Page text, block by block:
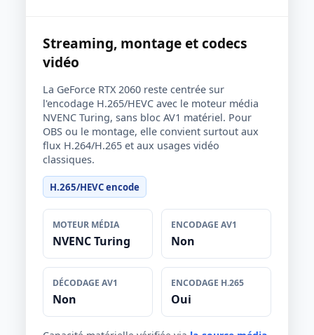
Streaming, montage et codecs
vidéo
La GeForce RTX 2060 reste centrée sur
l'encodage H.265/HEVC avec le moteur média
NVENC Turing, sans bloc AV1 matériel. Pour
OBS ou le montage, elle convient surtout aux
flux H.264/H.265 et aux usages vidéo
classiques.
H.265/HEVC encode
MOTEUR MÉDIA
NVENC Turing
ENCODAGE AV1
Non
DÉCODAGE AV1
Non
ENCODAGE H.265
Oui